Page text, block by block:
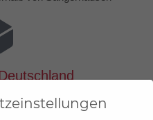
von Deutschland